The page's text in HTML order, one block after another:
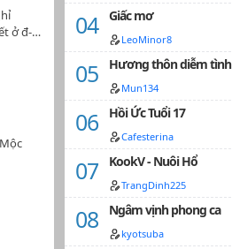
-
trong
vô số
ở đ-…
Giấc mơ
LeoMinor8
Hương thôn diễm tình
Mun134
Hồi Ức Tuổi 17
Cafesterina
KookV - Nuôi Hổ
TrangDinh225
Ngâm vịnh phong ca
kyotsuba